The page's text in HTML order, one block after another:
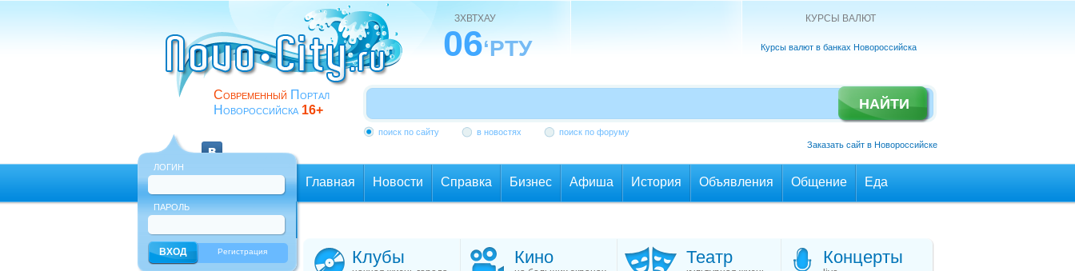
Современный Портал
Новороссийска 16+
ЗХВТХАУ
06‘РТУ
КУРСЫ ВАЛЮТ
Курсы валют в банках Новороссийска
поиск по сайту в новостях
поиск по форуму
Заказать сайт в Новороссийске
ЛОГИН
ПАРОЛЬ
Регистрация
Главная Новости Справка Бизнес Афиша История Объявления Общение Еда
Клубы Кино Театр Концерты